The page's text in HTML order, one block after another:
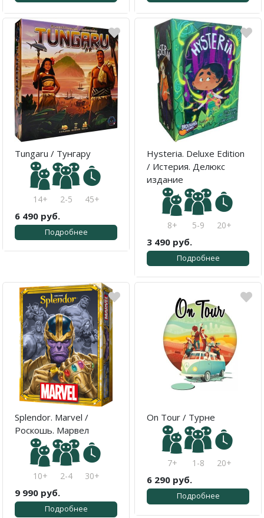
Tungaru / Тунгару
14+ 2-5 45+
6 490 руб.
Подробнее
Hysteria. Deluxe Edition
/ Истерия. Делюкс
издание
8+ 5-9 20+
3 490 руб.
Подробнее
Splendor. Marvel /
Роскошь. Марвел
10+ 2-4 30+
9 990 руб.
Подробнее
On Tour / Турне
7+ 1-8 20+
6 290 руб.
Подробнее